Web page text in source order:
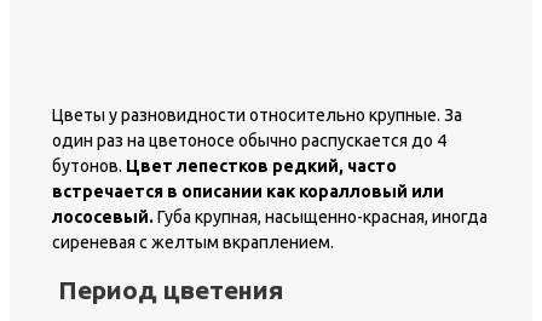
Цветы у разновидности относительно крупные. За
один раз на цветоносе обычно распускается до 4
бутонов. Цвет лепестков редкий, часто
встречается в описании как коралловый или
лососевый. Губа крупная, насыщенно-красная, иногда
сиреневая с желтым вкраплением.
Период цветения